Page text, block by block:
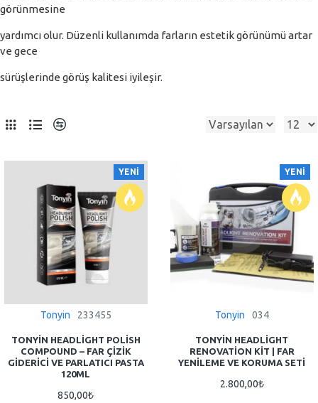
görünmesine
yardımcı olur. Düzenli kullanımda farların estetik görünümü artar
ve gece
sürüşlerinde görüş kalitesi iyileşir.
YENI
Tonyin 233455
TONYIN HEADLIGHT POLISH
COMPOUND – FAR ÇIZIK
GIDERICI VE PARLATICI PASTA
120ML
850,00₺
YENI
SOKTA YOK
Tonyin 034
TONYIN HEADLIGHT
RENOVATION KIT | FAR
YENILEME VE KORUMA SETI
2.800,00₺